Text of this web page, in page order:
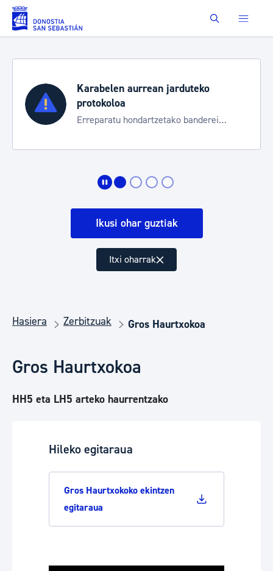
Eduki nagusira joan Buscar
Karabelen aurrean jarduteko
protokoloa
Erreparatu hondartzetako banderei
Ikusi ohar guztiak
Itxi oharrak
Hasiera Zerbitzuak Gros Haurtxokoa
Gros Haurtxokoa
HH5 eta LH5 arteko haurrentzako
Hileko egitaraua
Gros Haurtxokoko ekintzen
egitaraua